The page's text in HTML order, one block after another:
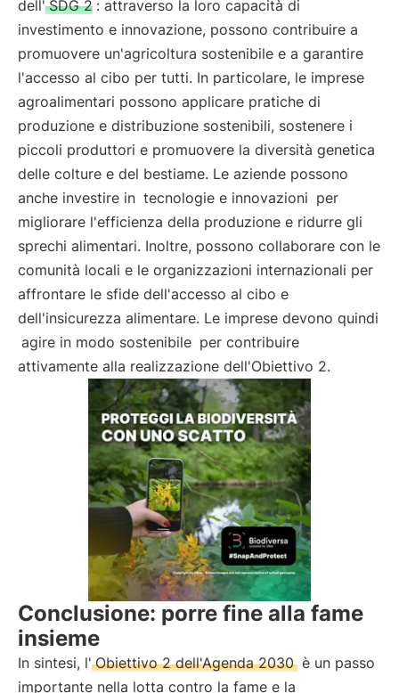
dell' SDG 2 : attraverso la loro capacità di
investimento e innovazione, possono contribuire a
promuovere un'agricoltura sostenibile e a garantire
l'accesso al cibo per tutti. In particolare, le imprese
agroalimentari possono applicare pratiche di
produzione e distribuzione sostenibili, sostenere i
piccoli produttori e promuovere la diversità genetica
delle colture e del bestiame. Le aziende possono
anche investire in tecnologie e innovazioni per
migliorare l'efficienza della produzione e ridurre gli
sprechi alimentari. Inoltre, possono collaborare con le
comunità locali e le organizzazioni internazionali per
affrontare le sfide dell'accesso al cibo e
dell'insicurezza alimentare. Le imprese devono quindi
agire in modo sostenibile per contribuire
attivamente alla realizzazione dell'Obiettivo 2.
Conclusione: porre fine alla fame
insieme
In sintesi, l' Obiettivo 2 dell'Agenda 2030 è un passo
importante nella lotta contro la fame e la